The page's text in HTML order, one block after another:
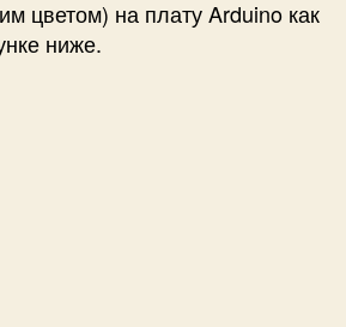
цветом) на плату Arduino как
ниже.